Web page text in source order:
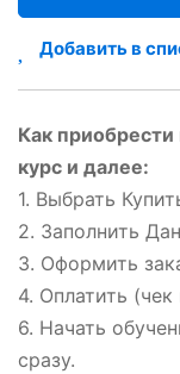
Добавить в
Как
курс и далее:
1. Выбрать
2. Заполнить
3. Оформить
4. Оплатить
6. Начать
сразу.